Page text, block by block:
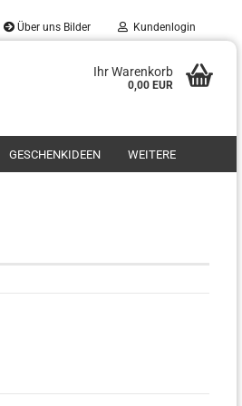
Über uns Bilder Kundenlogin
Ihr Warenkorb
0,00 EUR
GESCHENKIDEEN WEITERE